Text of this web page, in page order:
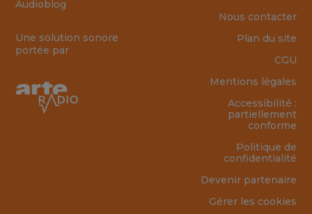
Audioblog
Une solution sonore
portée par
Nous contacter
Plan du site
CGU
Mentions légales
Accessibilité :
partiellement
conforme
Politique de
confidentialité
Devenir partenaire
Gérer les cookies